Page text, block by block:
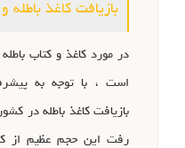
بازیافت کاغذ باطله
در مورد کاغذ و کتاب
است ، با توجه به
بازیافت کاغذ باطله در
رفت این حجم عظیم از